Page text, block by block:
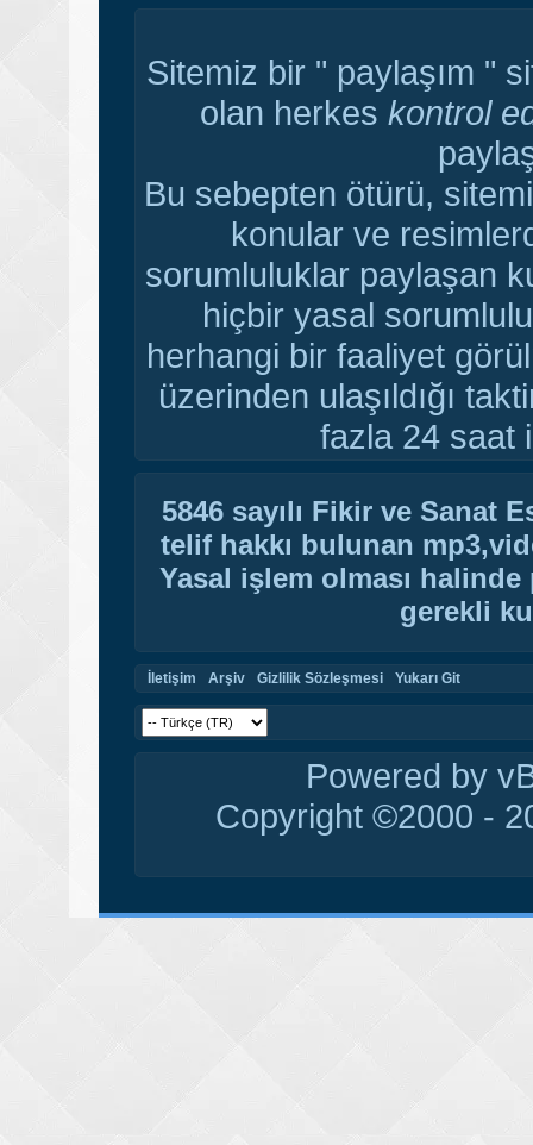
Sitemiz bir " paylaşım "
olan herkes kontrol
Bu sebepten ötürü,
konular ve
sorumluluklar paylaşan
hiçbir yasal
herhangi bir faaliyet
üzerinden ulaşıldığı
fazla 24 saat
5846 sayılı Fikir ve Sanat
telif hakkı bulunan
Yasal işlem olması
gerekli
İletişim Arşiv Gizlilik Sözleşmesi Yukarı Git
Powered by
Copyright ©2000 -